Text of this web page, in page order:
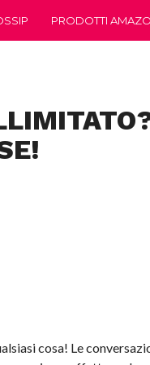
PRODOTTI
cosa! Le